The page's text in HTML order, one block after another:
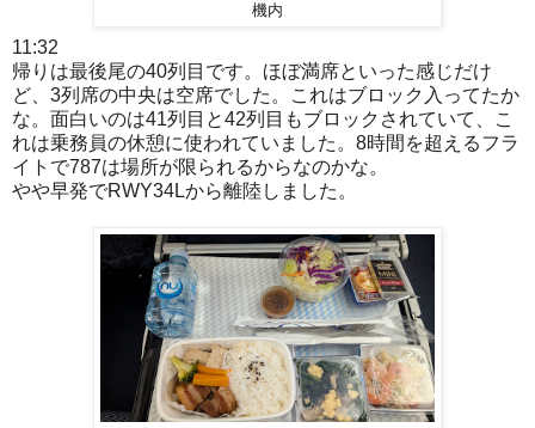
機内
11:32
帰りは最後尾の40列目です。ほぼ満席といった感じだけ
ど、3列席の中央は空席でした。これはブロック入ってたか
な。面白いのは41列目と42列目もブロックされていて、こ
れは乗務員の休憩に使われていました。8時間を超えるフラ
イトで787は場所が限られるからなのかな。
やや早発でRWY34Lから離陸しました。